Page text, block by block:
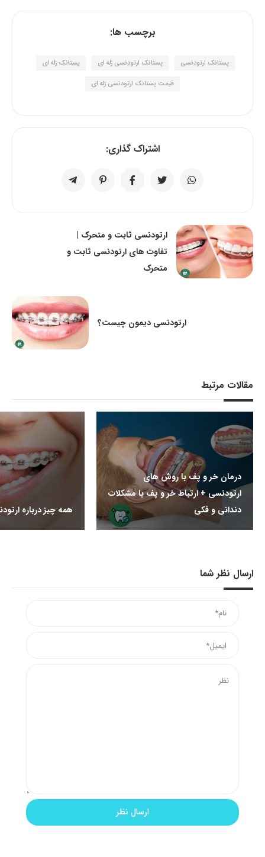
برچسب ها:
پستانک ارتودنسی پستانک ارتودنسی ژله ای پستانک ژله ای
قیمت پستانک ارتودنسی ژله ای
اشتراک گذاری:
ارتودنسی ثابت و متحرک |
تفاوت های ارتودنسی ثابت و
متحرک
ارتودنسی دیمون چیست؟
مقالات مرتبط
درمان خر و پف با روش های
ارتودنسی + ارتباط خر و پف با مشکلات
دندانی و فکی
همه چیز درباره
ارسال نظر شما